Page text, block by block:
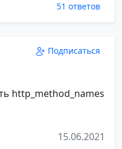
51 ответов
Подписаться
http_method_names
15.06.2021